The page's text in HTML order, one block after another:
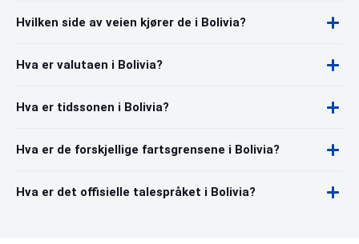
Hvilken side av veien kjører de i Bolivia?
Hva er valutaen i Bolivia?
Hva er tidssonen i Bolivia?
Hva er de forskjellige fartsgrensene i Bolivia?
Hva er det offisielle talespråket i Bolivia?